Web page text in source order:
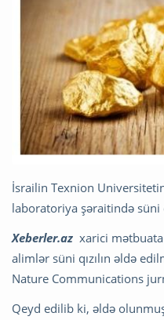
İsrailin Texnion
laboratoriya şəraitində süni
Xeberler.az xarici
alimlər süni qızılın əldə
Nature Communications
Qeyd edilib ki, əldə olunmuş